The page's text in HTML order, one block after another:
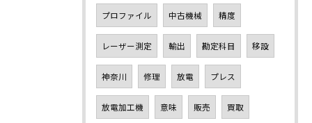
プロファイル 中古機械 精度
レーザー測定 輸出 勘定科目 移設
神奈川 修理 放電 プレス
放電加工機 意味 販売 買取